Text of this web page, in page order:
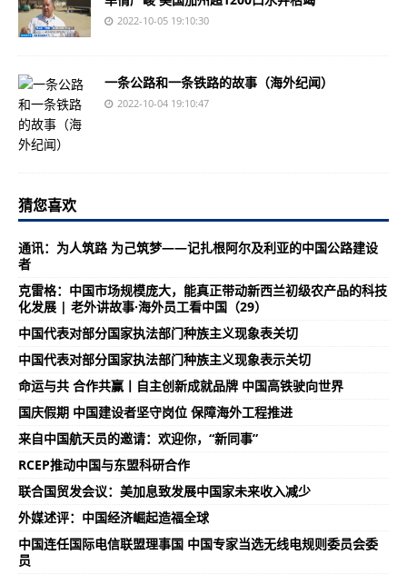
2022-10-05 19:10:30
一条公路和一条铁路的故事（海外纪闻）
2022-10-04 19:10:47
猜您喜欢
通讯：为人筑路 为己筑梦——记扎根阿尔及利亚的中国公路建设
者
克雷格：中国市场规模庞大，能真正带动新西兰初级农产品的科技
化发展 | 老外讲故事·海外员工看中国（29）
中国代表对部分国家执法部门种族主义现象表关切
中国代表对部分国家执法部门种族主义现象表示关切
命运与共 合作共赢丨自主创新成就品牌 中国高铁驶向世界
国庆假期 中国建设者坚守岗位 保障海外工程推进
来自中国航天员的邀请：欢迎你，“新同事”
RCEP推动中国与东盟科研合作
联合国贸发会议：美加息致发展中国家未来收入减少
外媒述评：中国经济崛起造福全球
中国连任国际电信联盟理事国 中国专家当选无线电规则委员会委
员